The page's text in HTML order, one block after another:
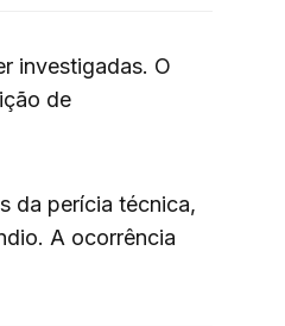
investigadas. O
de
da perícia técnica,
A ocorrência